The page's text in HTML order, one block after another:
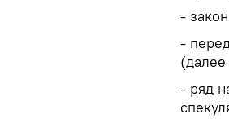
-
-
- ряд